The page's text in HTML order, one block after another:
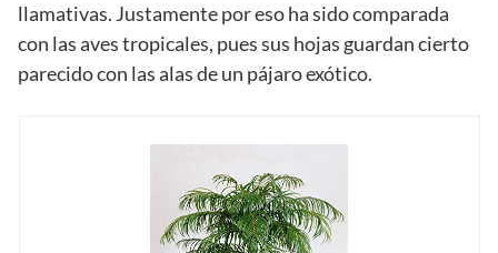
llamativas. Justamente por eso ha sido comparada
con las aves tropicales, pues sus hojas guardan cierto
parecido con las alas de un pájaro exótico.